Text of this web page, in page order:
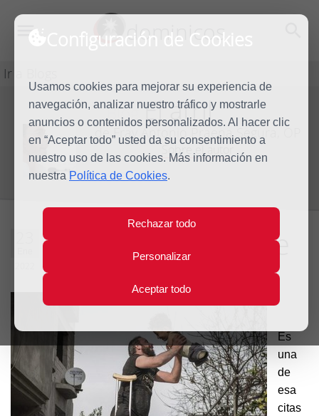
Configuración de Cookies
Usamos cookies para mejorar su experiencia de
navegación, analizar nuestro tráfico y mostrarle
anuncios o contenidos personalizados. Al hacer clic
en “Aceptar todo” usted da su consentimiento a
nuestro uso de las cookies. Más información en
nuestra Política de Cookies.
Rechazar todo
Personalizar
Aceptar todo
dominicos
Ir a Blogs
BlogEl atril
de Fray Antonio Praena Segura, OP
Sobre el autor
Mustafá y su padre
Es
una
de
esa
citas